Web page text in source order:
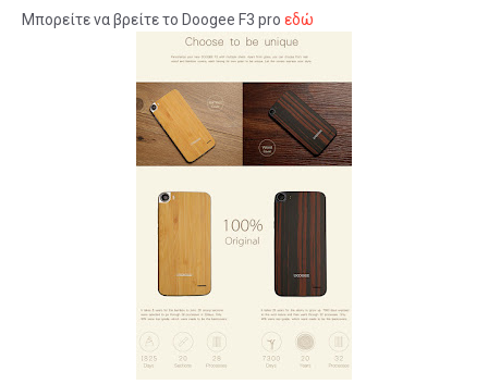
Μπορείτε να βρείτε το Doogee F3 pro εδώ